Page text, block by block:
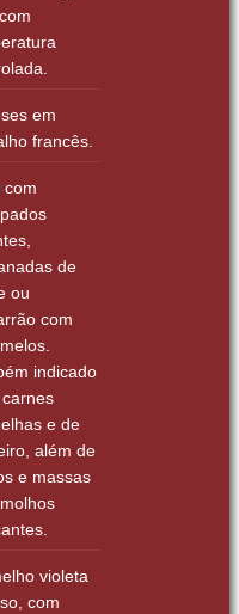
em
francês.
com
de
ou
com
indicado
e de
além de
e massas
violeta
com